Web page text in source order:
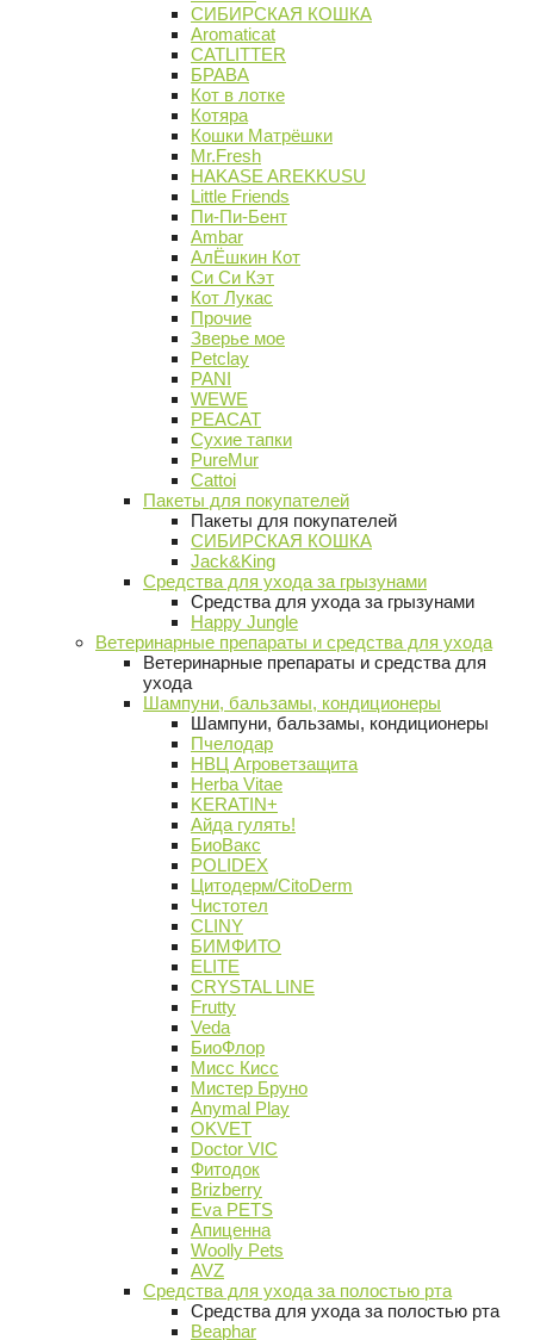
СИБИРСКАЯ КОШКА
Aromaticat
CATLITTER
БРАВА
Кот в лотке
Котяра
Кошки Матрёшки
Mr.Fresh
HAKASE AREKKUSU
Little Friends
Пи-Пи-Бент
Ambar
АлЁшкин Кот
Си Си Кэт
Кот Лукас
Прочие
Зверье мое
Petclay
PANI
WEWE
PEACAT
Сухие тапки
PureMur
Cattoi
Пакеты для покупателей
Пакеты для покупателей
СИБИРСКАЯ КОШКА
Jack&King
Средства для ухода за грызунами
Средства для ухода за грызунами
Happy Jungle
Ветеринарные препараты и средства для ухода
Ветеринарные препараты и средства для
ухода
Шампуни, бальзамы, кондиционеры
Шампуни, бальзамы, кондиционеры
Пчелодар
НВЦ Агроветзащита
Herba Vitae
KERATIN+
Айда гулять!
БиоВакс
POLIDEX
Цитодерм/CitoDerm
Чистотел
CLINY
БИМФИТО
ELITE
CRYSTAL LINE
Frutty
Veda
БиоФлор
Мисс Кисс
Мистер Бруно
Anymal Play
OKVET
Doctor VIC
Фитодок
Brizberry
Eva PETS
Апиценна
Woolly Pets
AVZ
Средства для ухода за полостью рта
Средства для ухода за полостью рта
Beaphar